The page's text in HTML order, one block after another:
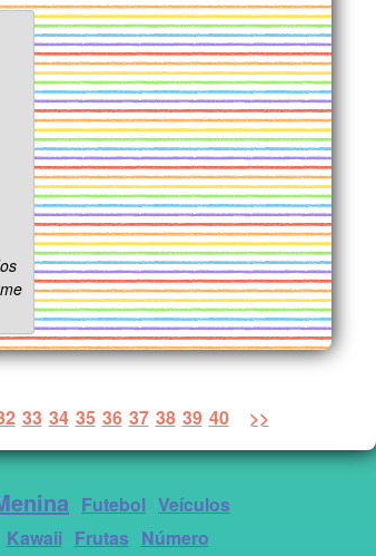
33 34 35 36 37 38 39 40 >>
Futebol Veículos
Kawaii Frutas Número